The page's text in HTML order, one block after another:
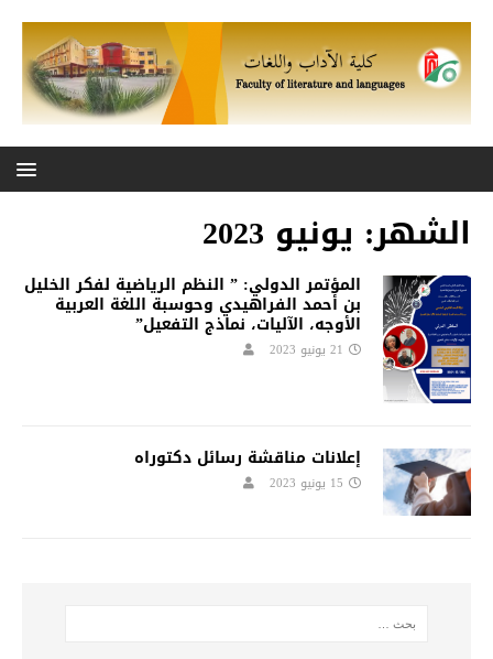
الشهر: يونيو 2023
المؤتمر الدولي: ” النظم الرياضية لفكر الخليل
بن أحمد الفراهيدي وحوسبة اللغة العربية
الأوجه، الآليات، نماذج التفعيل”
21 يونيو 2023
إعلانات مناقشة رسائل دكتوراه
15 يونيو 2023